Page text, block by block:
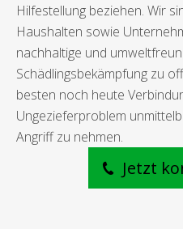
Hilfestellung beziehen. Wir
Haushalten sowie
nachhaltige und
Schädlingsbekämpfung zu
besten noch heute
Ungezieferproblem
Angriff zu nehmen.
Jetzt